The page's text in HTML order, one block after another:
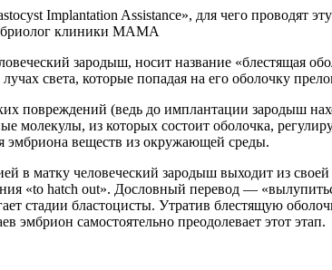
Implantation Assistance», для чего проводят
клиники МАМА
зародыш, носит название «блестящая
света, которые попадая на его оболочку
повреждений (ведь до имплантации зародыш
молекулы, из которых состоит оболочка,
эмбриона веществ из окружающей среды.
в матку человеческий зародыш выходит из
«to hatch out». Дословный перевод —
стадии бластоцисты. Утратив блестящую
эмбрион самостоятельно преодолевает этот этап.